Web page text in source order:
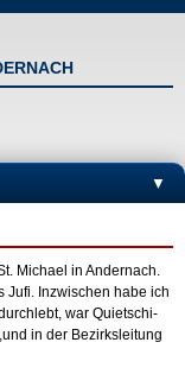
▼
Michael in Andernach.
Jufi. Inzwischen habe ich
war Quietschi-
in der Bezirksleitung